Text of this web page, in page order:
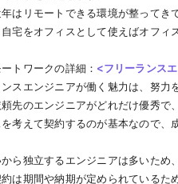
年はリモートできる環境が整って
自宅をオフィスとして使えばオフ
トワークの詳細： <フリーランス
スエンジニアが働く魅力は、努力
頼先のエンジニアがどれだけ優秀
考えて契約するのが基本なので
ら独立するエンジニアは多いため
は期間や納期が定められているた